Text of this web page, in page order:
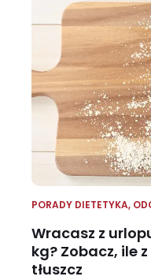
PORADY DIETETYKA,
Wracasz z
kg? Zobacz, ile
tłuszcz